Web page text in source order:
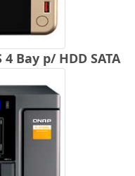
Bay p/ HDD SATA